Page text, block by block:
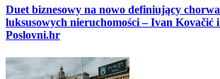
Duet biznesowy na nowo definiujący
luksusowych nieruchomości – Ivan Kovačić
Poslovni.hr